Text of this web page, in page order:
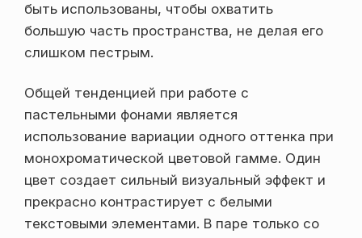
быть использованы, чтобы охватить
большую часть пространства, не делая его
слишком пестрым.
Общей тенденцией при работе с
пастельными фонами является
использование вариации одного оттенка при
монохроматической цветовой гамме. Один
цвет создает сильный визуальный эффект и
прекрасно контрастирует с белыми
текстовыми элементами. В паре только со